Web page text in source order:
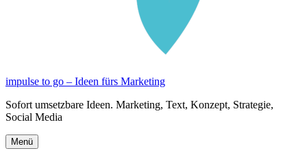
impulse to go – Ideen fürs Marketing
Sofort umsetzbare Ideen. Marketing, Text, Konzept, Strategie,
Social Media
Menü